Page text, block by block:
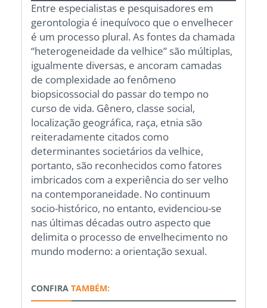
Entre especialistas e pesquisadores em
gerontologia é inequívoco que o envelhecer
é um processo plural. As fontes da chamada
“heterogeneidade da velhice” são múltiplas,
igualmente diversas, e ancoram camadas
de complexidade ao fenômeno
biopsicossocial do passar do tempo no
curso de vida. Gênero, classe social,
localização geográfica, raça, etnia são
reiteradamente citados como
determinantes societários da velhice,
portanto, são reconhecidos como fatores
imbricados com a experiência do ser velho
na contemporaneidade. No continuum
socio-histórico, no entanto, evidenciou-se
nas últimas décadas outro aspecto que
delimita o processo de envelhecimento no
mundo moderno: a orientação sexual.
CONFIRA TAMBÉM: